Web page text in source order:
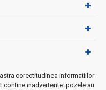
corectitudinea informatiilor
contine inadvertente: pozele au